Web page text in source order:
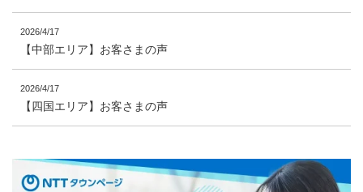
2026/4/17
【中部エリア】お客さまの声
2026/4/17
【四国エリア】お客さまの声